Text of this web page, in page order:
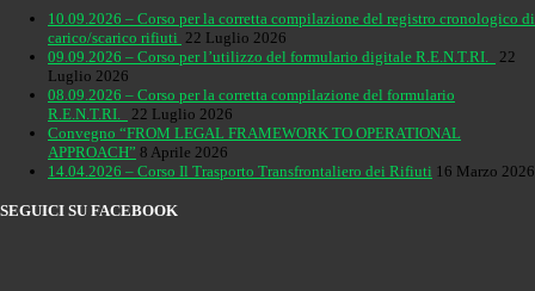
10.09.2026 – Corso per la corretta compilazione del registro cronologico di
carico/scarico rifiuti 22 Luglio 2026
09.09.2026 – Corso per l’utilizzo del formulario digitale R.E.N.T.RI.
22
Luglio 2026
08.09.2026 – Corso per la corretta compilazione del formulario
R.E.N.T.RI.
22 Luglio 2026
Convegno “FROM LEGAL FRAMEWORK TO OPERATIONAL
APPROACH” 8 Aprile 2026
14.04.2026 – Corso Il Trasporto Transfrontaliero dei Rifiuti 16 Marzo 2026
SEGUICI SU FACEBOOK